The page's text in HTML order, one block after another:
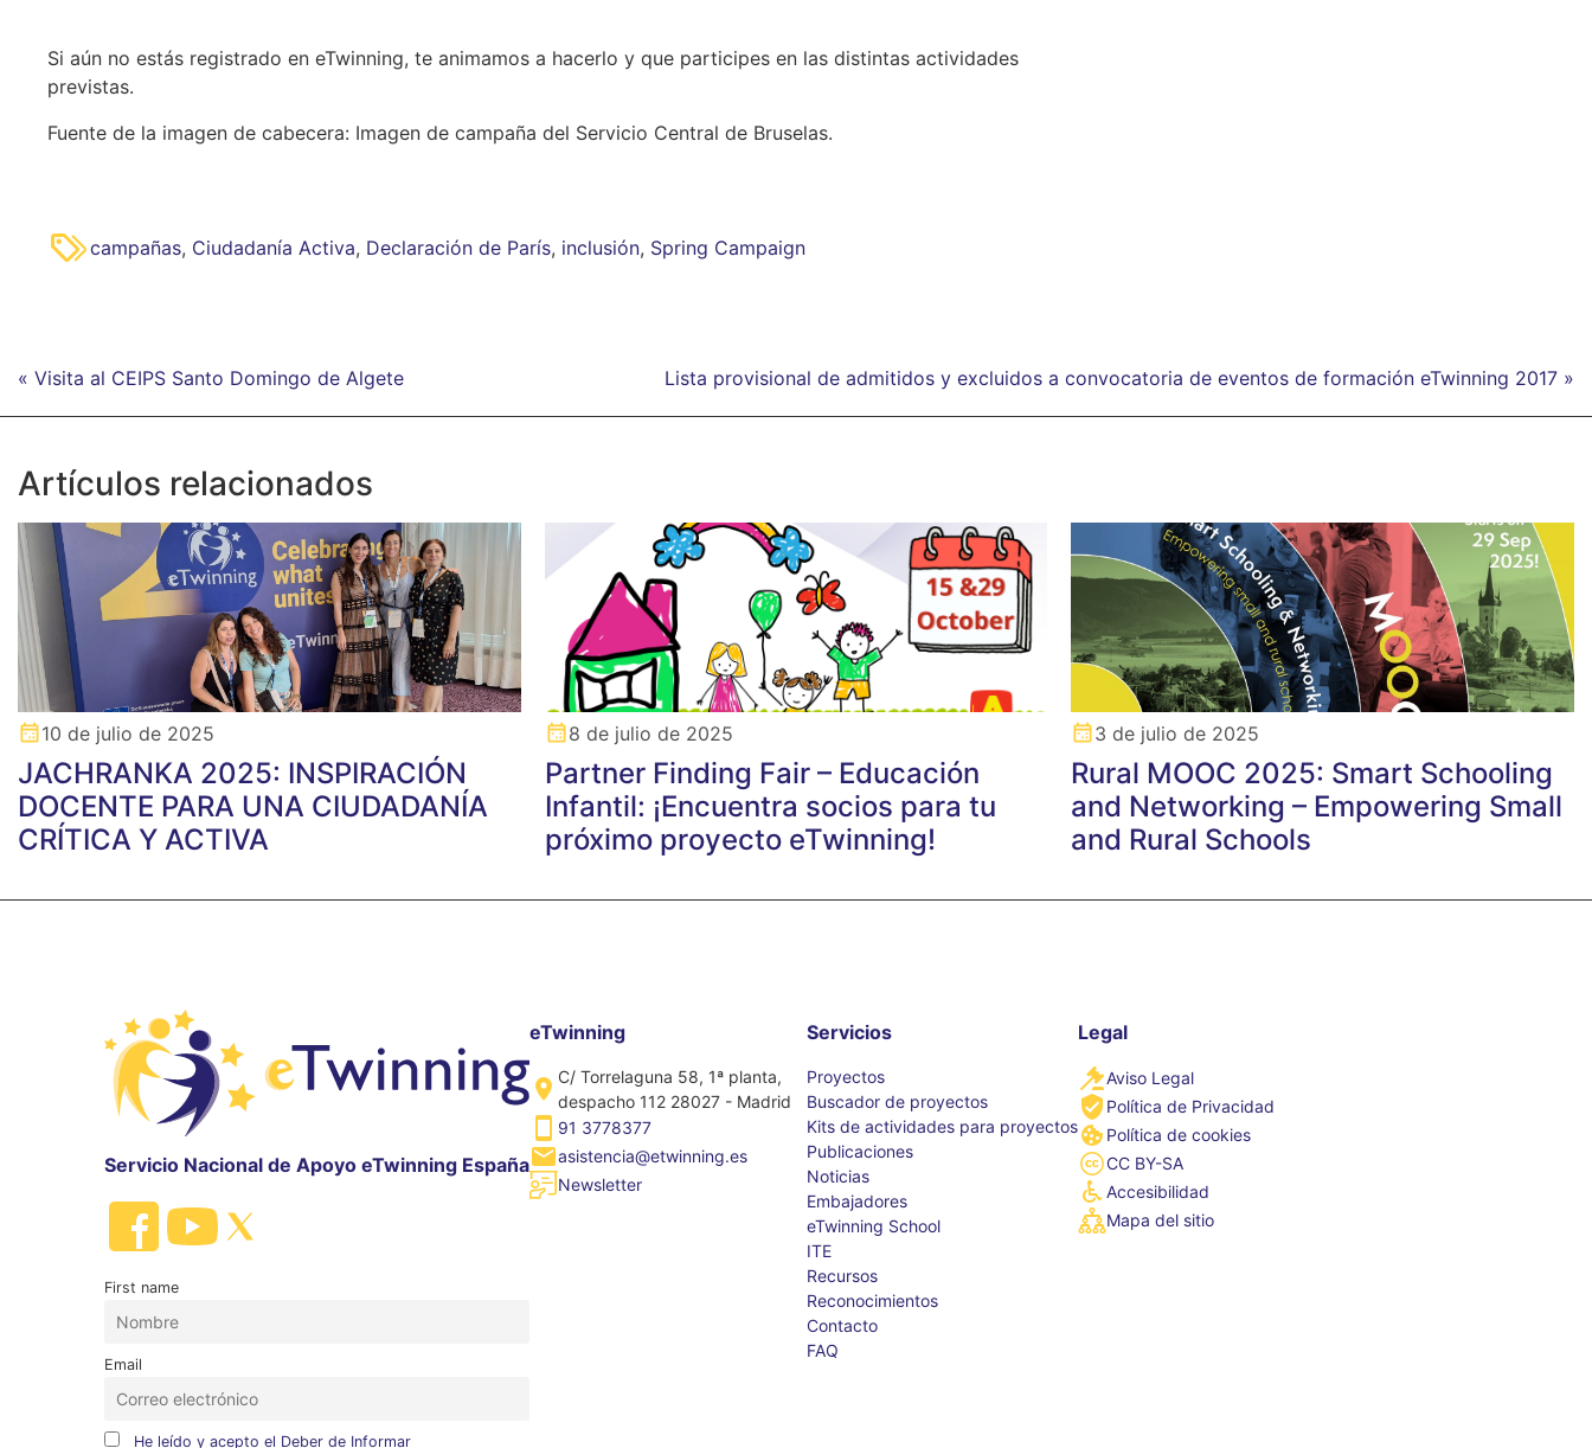
Si aún no estás registrado en eTwinning, te animamos a hacerlo y que participes en las distintas actividades
previstas.
Fuente de la imagen de cabecera: Imagen de campaña del Servicio Central de Bruselas.
campañas, Ciudadanía Activa, Declaración de París, inclusión, Spring Campaign
« Visita al CEIPS Santo Domingo de Algete Lista provisional de admitidos y excluidos a convocatoria de eventos de formación eTwinning 2017 »
Artículos relacionados
10 de julio de 2025
JACHRANKA 2025: INSPIRACIÓN
DOCENTE PARA UNA CIUDADANÍA
CRÍTICA Y ACTIVA
8 de julio de 2025
Partner Finding Fair – Educación
Infantil: ¡Encuentra socios para tu
próximo proyecto eTwinning!
3 de julio de 2025
Rural MOOC 2025: Smart Schooling
and Networking – Empowering Small
and Rural Schools
Servicio Nacional de Apoyo eTwinning España
First name
Email
He leído y acepto el Deber de Informar
eTwinning
C/ Torrelaguna 58, 1ª planta,
despacho 112 28027 - Madrid
91 3778377
asistencia@etwinning.es
Newsletter
Servicios
Proyectos
Buscador de proyectos
Kits de actividades para proyectos
Publicaciones
Noticias
Embajadores
eTwinning School
ITE
Recursos
Reconocimientos
Contacto
FAQ
Legal
Aviso Legal
Política de Privacidad
Política de cookies
CC BY-SA
Accesibilidad
Mapa del sitio